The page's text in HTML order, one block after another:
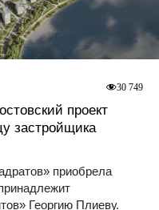
проект
застройщика
приобрела
Георгию Плиеву.
30 749